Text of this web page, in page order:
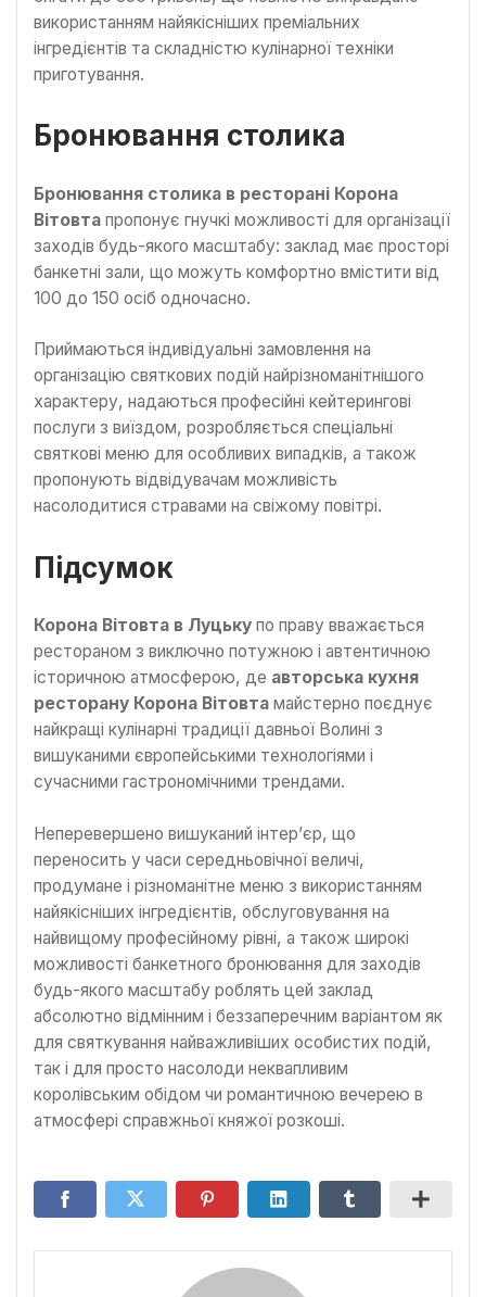
використанням найякісніших преміальних
інгредієнтів та складністю кулінарної техніки
приготування.
Бронювання столика
Бронювання столика в ресторані Корона
Вітовта пропонує гнучкі можливості для організації
заходів будь-якого масштабу: заклад має просторі
банкетні зали, що можуть комфортно вмістити від
100 до 150 осіб одночасно.
Приймаються індивідуальні замовлення на
організацію святкових подій найрізноманітнішого
характеру, надаються професійні кейтерингові
послуги з виїздом, розробляється спеціальні
святкові меню для особливих випадків, а також
пропонують відвідувачам можливість
насолодитися стравами на свіжому повітрі.
Підсумок
Корона Вітовта в Луцьку по праву вважається
рестораном з виключно потужною і автентичною
історичною атмосферою, де авторська кухня
ресторану Корона Вітовта майстерно поєднує
найкращі кулінарні традиції давньої Волині з
вишуканими європейськими технологіями і
сучасними гастрономічними трендами.
Неперевершено вишуканий інтер’єр, що
переносить у часи середньовічної величі,
продумане і різноманітне меню з використанням
найякісніших інгредієнтів, обслуговування на
найвищому професійному рівні, а також широкі
можливості банкетного бронювання для заходів
будь-якого масштабу роблять цей заклад
абсолютно відмінним і беззаперечним варіантом як
для святкування найважливіших особистих подій,
так і для просто насолоди неквапливим
королівським обідом чи романтичною вечерею в
атмосфері справжньої княжої розкоші.